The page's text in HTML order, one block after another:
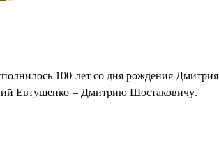
100 лет со дня рождения Дмитрия
Евтушенко – Дмитрию Шостаковичу.